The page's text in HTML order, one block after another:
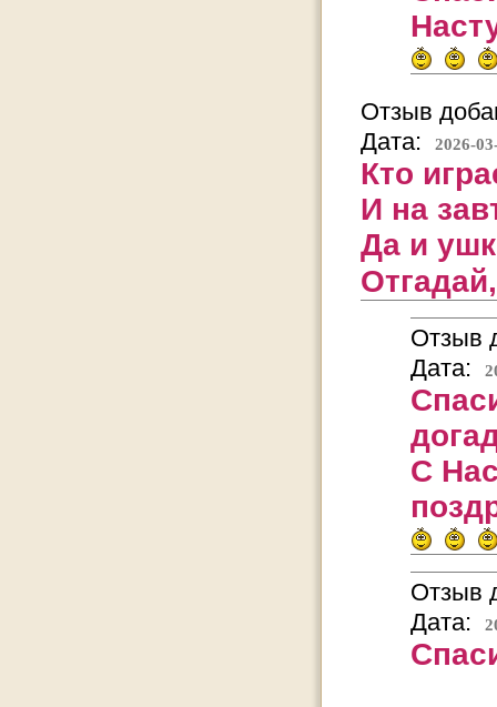
Отзыв
Дата:
2026-
Кто
И на
Да и
Отзыв
Дата:
С
Отзыв
Дата: